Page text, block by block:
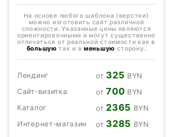
На основе любого шаблона (верстки)
можно изготовить сайт различной
сложности. Указанные цены являются
ориентировочными и могут существенно
отличаться от реальной стоимости как в
большую так и в меньшую сторону.
Лендинг от 325 BYN
Сайт-визитка
от700 BYN
Каталог
от 2365 BYN
Интернет-магазин
от 3285 BYN